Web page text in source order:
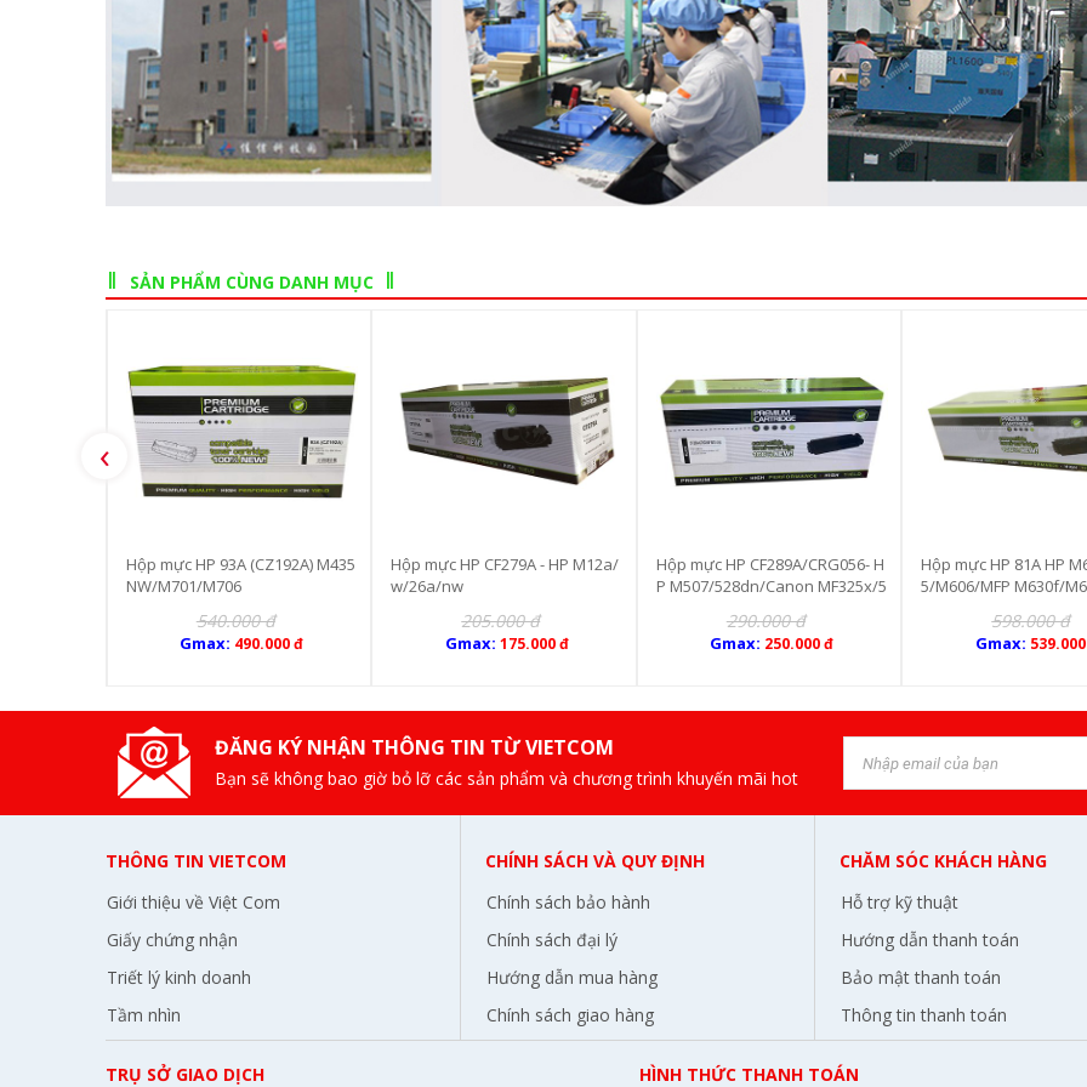
SẢN PHẨM CÙNG DANH MỤC
Hộp mực HP 93A (CZ192A) M435
NW/M701/M706
540.000 đ
Gmax: 490.000 đ
Hộp mực HP CF279A - HP M12a/
w/26a/nw
205.000 đ
Gmax: 175.000 đ
Hộp mực HP CF289A/CRG056- H
P M507/528dn/Canon MF325x/5
290.000 đ
Gmax: 250.000 đ
Hộp mực HP 81A HP
5/M606/MFP M630f/
598.000 đ
Gmax:
‹
ĐĂNG KÝ NHẬN THÔNG TIN TỪ VIETCOM
Bạn sẽ không bao giờ bỏ lỡ các sản phẩm và chương trình khuyến mãi hot
THÔNG TIN VIETCOM
Giới thiệu về Việt Com
Giấy chứng nhận
Triết lý kinh doanh
Tầm nhìn
CHÍNH SÁCH VÀ QUY ĐỊNH
Chính sách bảo hành
Chính sách đại lý
Hướng dẫn mua hàng
Chính sách giao hàng
CHĂM SÓC KHÁCH HÀNG
Hỗ trợ kỹ thuật
Hướng dẫn thanh toán
Bảo mật thanh toán
Thông tin thanh toán
TRỤ SỞ GIAO DỊCH HÌNH THỨC THANH TOÁN